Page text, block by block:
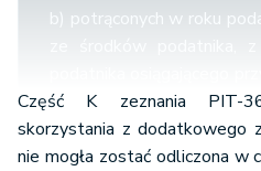
b) potrąconych w roku
12 ust. 6, tylko w
określony w art. 33
podlegającego
Część K zeznania PIT-
skorzystania z dodatkowego
nie mogła zostać odliczona w